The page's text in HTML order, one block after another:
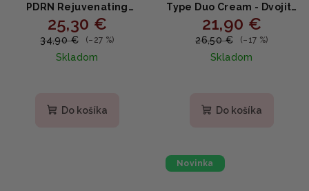
PDRN Rejuvenating
Cream - Regeneračný
krém s PDRN,
niacínamidom a
kolagénom 20ml
25,30 €
34,90 € (–27 %)
Skladom
produktu
Do košíka
Type Duo Cream - Dvojitý
krém‑duo s ceramidmi a
heartleaf 60ml
21,90 €
26,50 € (–17 %)
Skladom
Do košíka
Novinka